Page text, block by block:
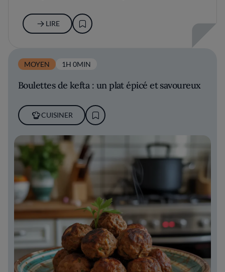
LIRE
MOYEN 1H 0MIN
Boulettes de kefta : un plat épicé et savoureux
CUISINER